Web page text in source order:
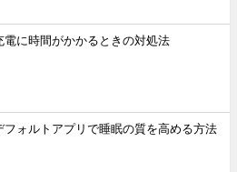
電に時間がかかるときの対処法
フォルトアプリで睡眠の質を高める方法